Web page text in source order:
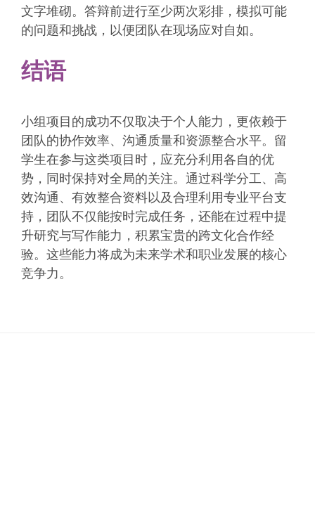
文字堆砌。答辩前进行至少两次彩排，模拟可能
的问题和挑战，以便团队在现场应对自如。
结语
小组项目的成功不仅取决于个人能力，更依赖于
团队的协作效率、沟通质量和资源整合水平。留
学生在参与这类项目时，应充分利用各自的优
势，同时保持对全局的关注。通过科学分工、高
效沟通、有效整合资料以及合理利用专业平台支
持，团队不仅能按时完成任务，还能在过程中提
升研究与写作能力，积累宝贵的跨文化合作经
验。这些能力将成为未来学术和职业发展的核心
竞争力。